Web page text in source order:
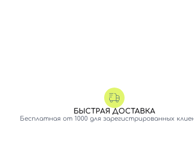
БЫСТРАЯ ДОСТАВКА
Бесплатная от 1000 для зарегистрированных